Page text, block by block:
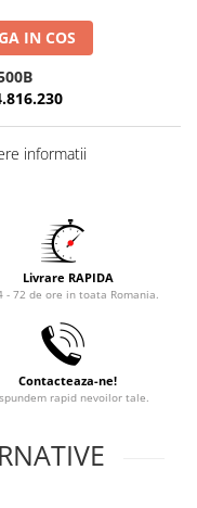
IN COS
informatii
Livrare RAPIDA
- 72 de ore in toata Romania.
Contacteaza-ne!
rapid nevoilor tale.